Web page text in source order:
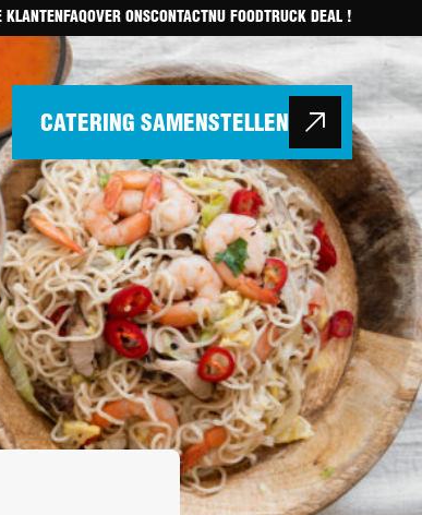
KLANTEN FAQOVER ONSCONTACTNU FOODTRUCK DEAL !
CATERING SAMENSTELLEN